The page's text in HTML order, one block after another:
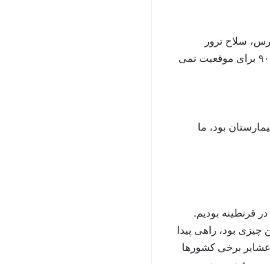
آن. زاگرس، سلاح ترور
زرهی… جدا از آن، نحوه استفاده از شیار (اسلحه ترور زره‌زن) را یاد گرفتیم. سازمان مانند دهه ۹۰ برای موقعیت نمی
بود، ما
اولین آزمایش کرونا برای ما انجام شد. من هم کرونا گرفتم، ۱۵ روز در قرنطینه بودیم.
چیزی بود، راهی پیدا
به مردم عشایر برخی کشورها